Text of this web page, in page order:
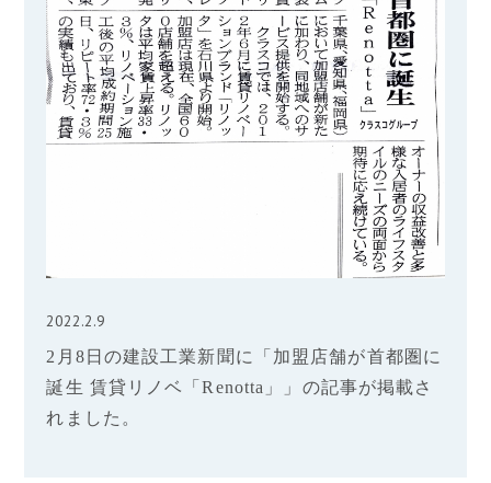
2022.2.9
2月8日の建設工業新聞に「加盟店舗が首都圏に
誕生 賃貸リノベ「Renotta」」の記事が掲載さ
れました。